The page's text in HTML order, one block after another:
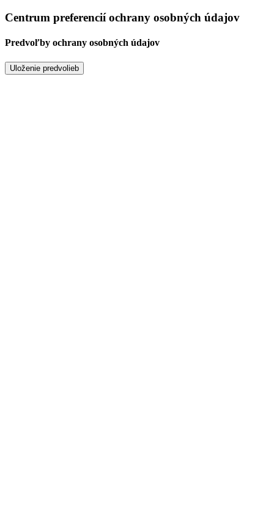
Centrum preferencií ochrany osobných údajov
Predvoľby ochrany osobných údajov